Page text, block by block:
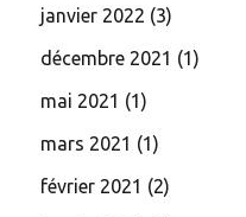
janvier 2022 (3)
décembre 2021 (1)
mai 2021 (1)
mars 2021 (1)
février 2021 (2)